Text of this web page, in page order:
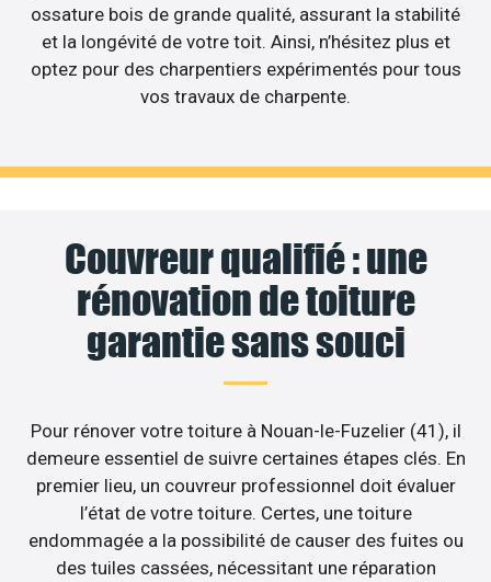
ossature bois de grande qualité, assurant la stabilité
et la longévité de votre toit. Ainsi, n’hésitez plus et
optez pour des charpentiers expérimentés pour tous
vos travaux de charpente.
Couvreur qualifié : une
rénovation de toiture
garantie sans souci
Pour rénover votre toiture à Nouan-le-Fuzelier (41), il
demeure essentiel de suivre certaines étapes clés. En
premier lieu, un couvreur professionnel doit évaluer
l’état de votre toiture. Certes, une toiture
endommagée a la possibilité de causer des fuites ou
des tuiles cassées, nécessitant une réparation